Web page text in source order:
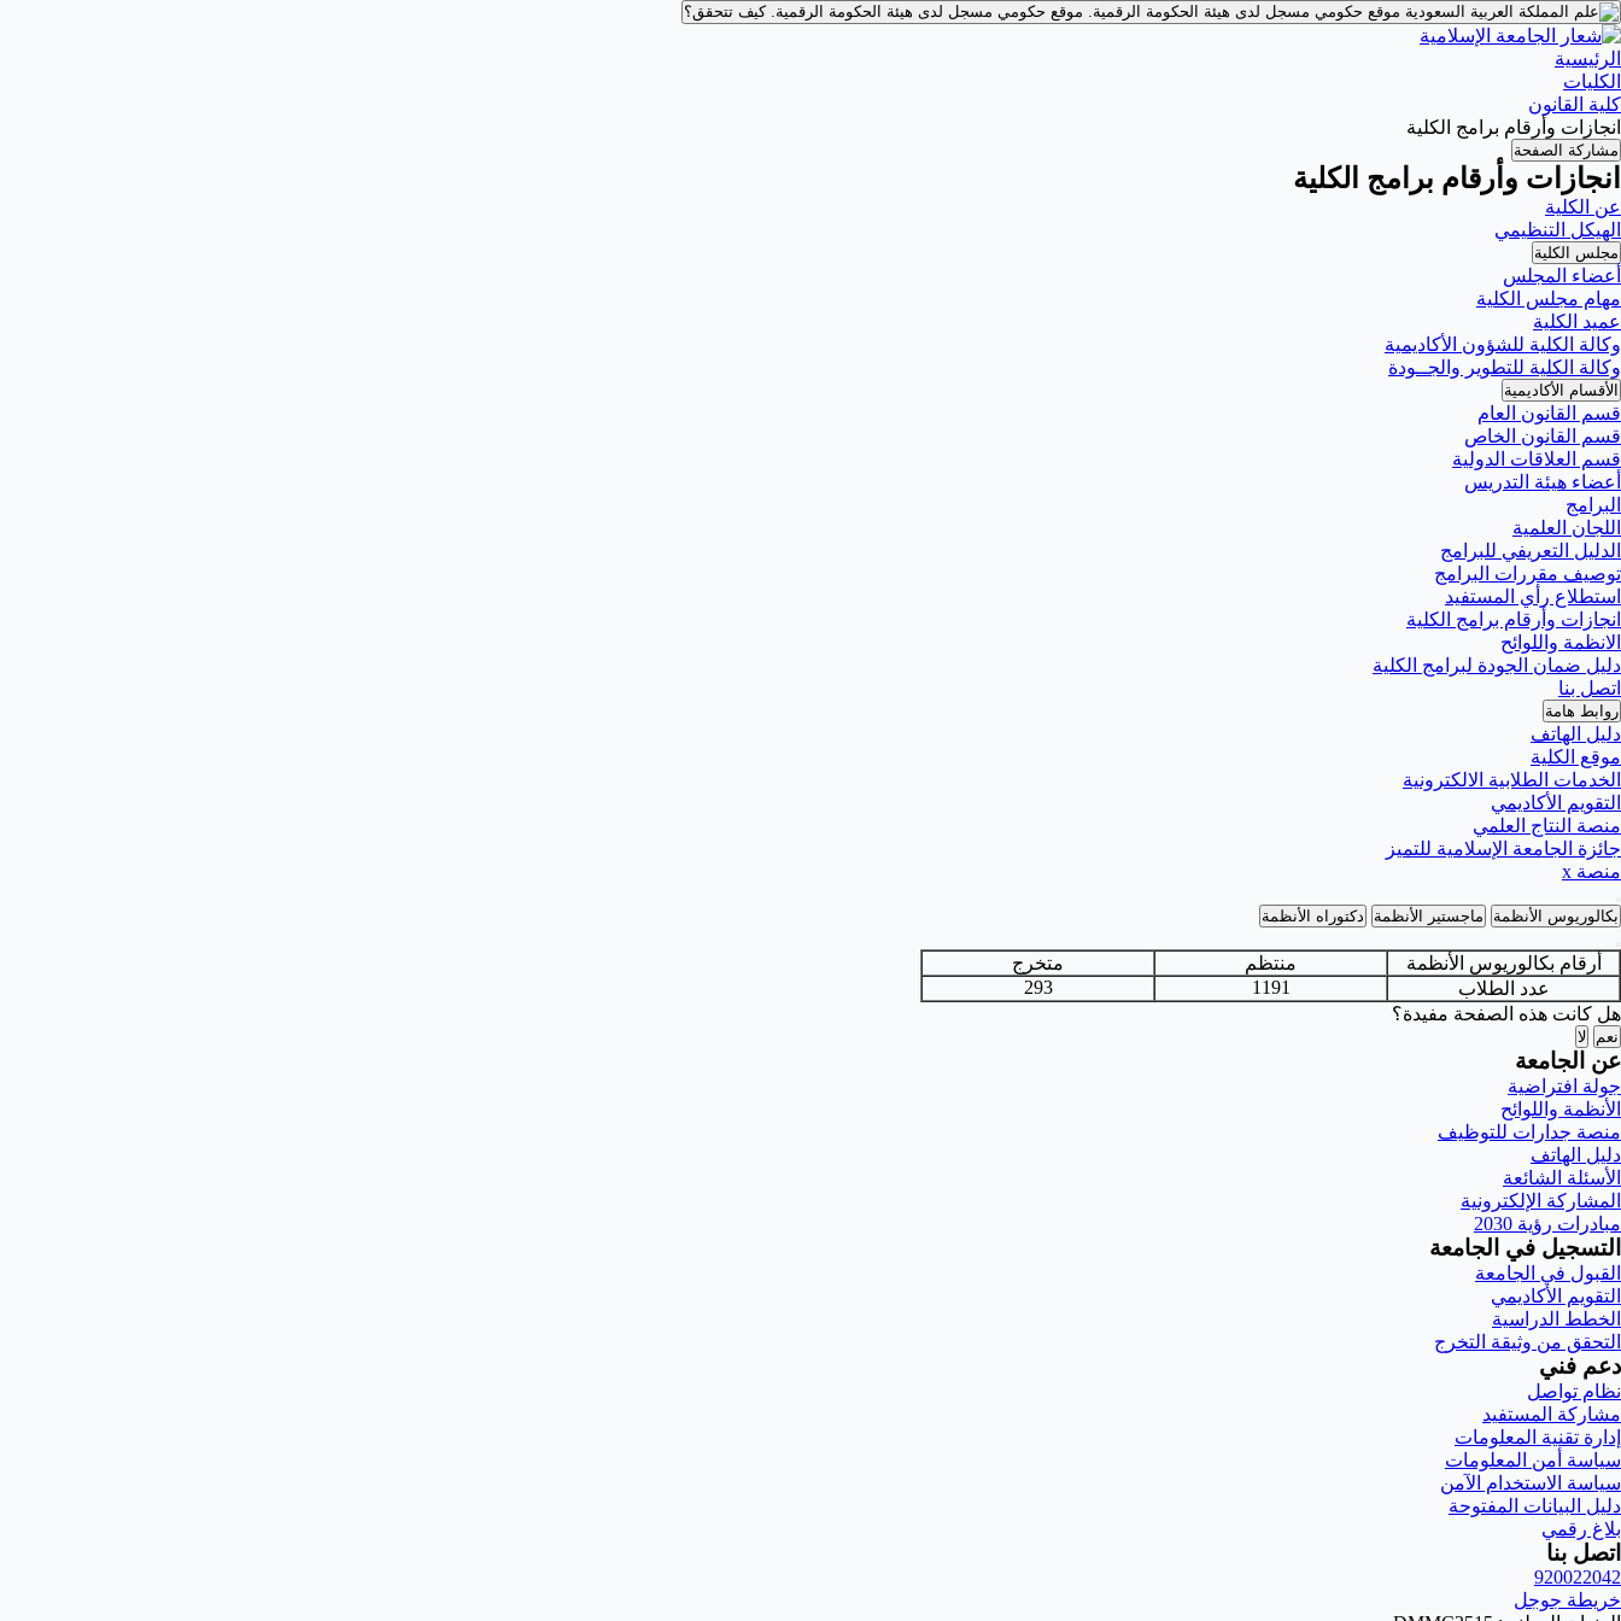
موقع حكومي مسجل لدى هيئة الحكومة الرقمية. موقع حكومي مسجل لدى هيئة الحكومة الرقمية.كيف تتحقق؟
الرئيسية
الكليات
كلية القانون
انجازات وأرقام برامج الكلية
مشاركة الصفحة
انجازات وأرقام برامج الكلية
عن الكلية
الهيكل التنظيمي
مجلس الكلية
أعضاء المجلس
مهام مجلس الكلية
عميد الكلية
وكالة الكلية للشؤون الأكاديمية
وكالة الكلية للتطوير والجــودة
الأقسام الأكاديمية
قسم القانون العام
قسم القانون الخاص
قسم العلاقات الدولية
أعضاء هيئة التدريس
البرامج
اللجان العلمية
الدليل التعريفي للبرامج
توصيف مقررات البرامج
استطلاع رأي المستفيد
انجازات وأرقام برامج الكلية
الانظمة واللوائح
دليل ضمان الجودة لبرامج الكلية
اتصل بنا
روابط هامة
دليل الهاتف
موقع الكلية
الخدمات الطلابية الالكترونية
التقويم الأكاديمي
منصة النتاج العلمي
جائزة الجامعة الإسلامية للتميز
منصة x
بكالوريوس الأنظمة ماجستير الأنظمة دكتوراه الأنظمة
أرقام بكالوريوس الأنظمة منتظم
متخرج
عدد الطلاب
1191
293
هل كانت هذه الصفحة مفيدة؟
نعم لا
عن الجامعة
جولة افتراضية
الأنظمة واللوائح
منصة جدارات للتوظيف
دليل الهاتف
الأسئلة الشائعة
المشاركة الإلكترونية
مبادرات رؤية 2030
التسجيل في الجامعة
القبول في الجامعة
التقويم الأكاديمي
الخطط الدراسية
التحقق من وثيقة التخرج
دعم فني
نظام تواصل
مشاركة المستفيد
إدارة تقنية المعلومات
سياسة أمن المعلومات
سياسة الاستخدام الآمن
دليل البيانات المفتوحة
بلاغ رقمي
اتصل بنا
920022042
خريطة جوجل